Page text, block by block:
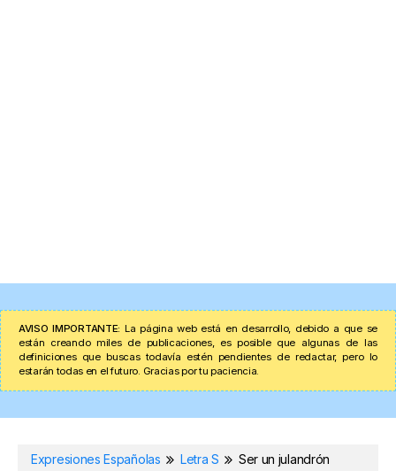
AVISO IMPORTANTE: La página web está en desarrollo, debido a que se
están creando miles de publicaciones, es posible que algunas de las
definiciones que buscas todavía estén pendientes de redactar, pero lo
estarán todas en el futuro. Gracias por tu paciencia.
Expresiones Españolas Letra S Ser un julandrón